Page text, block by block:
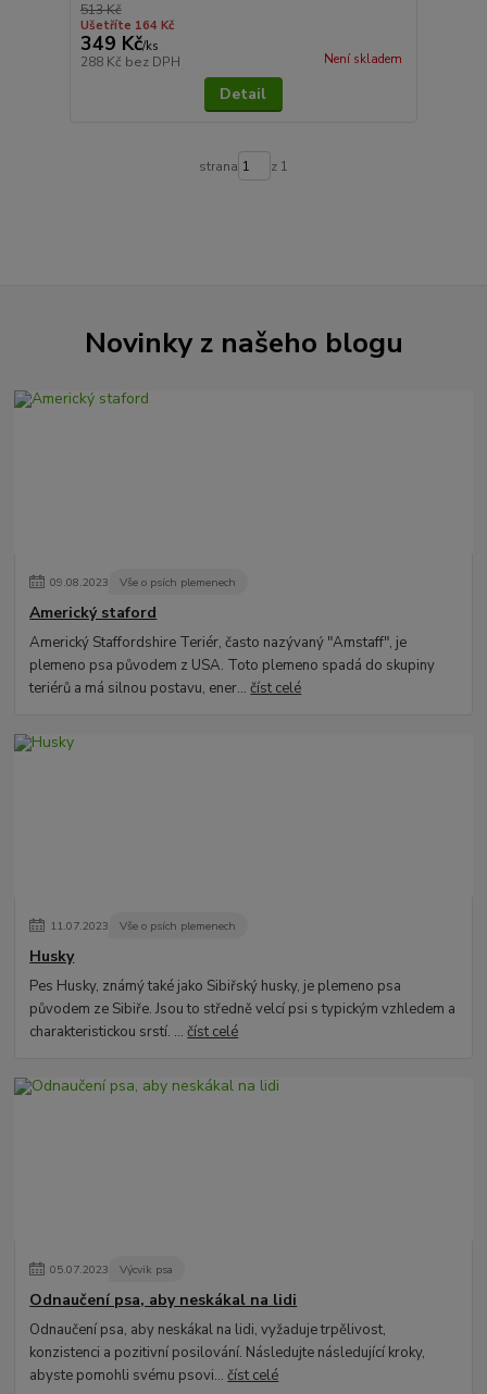
513 Kč
Ušetříte 164 Kč
349 Kč/ks
288 Kč bez DPH Není skladem
Detail
strana z 1
Novinky z našeho blogu
09.08.2023 Vše o psích plemenech
Americký staford
Americký Staffordshire Teriér, často nazývaný "Amstaff", je
plemeno psa původem z USA. Toto plemeno spadá do skupiny
teriérů a má silnou postavu, ener...číst celé
11.07.2023 Vše o psích plemenech
Husky
Pes Husky, známý také jako Sibiřský husky, je plemeno psa
původem ze Sibiře. Jsou to středně velcí psi s typickým vzhledem a
charakteristickou srstí. ...číst celé
05.07.2023 Výcvik psa
Odnaučení psa, aby neskákal na lidi
Odnaučení psa, aby neskákal na lidi, vyžaduje trpělivost,
konzistenci a pozitivní posilování. Následujte následující kroky,
abyste pomohli svému psovi...číst celé